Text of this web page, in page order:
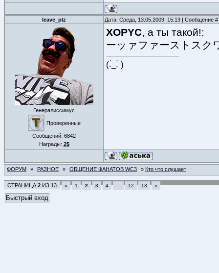
leave_plz Дата: Среда, 13.05.2009, 15:13 | Сообщение #
Генералиссимус
Проверенные
Сообщений: 6842
Награды: 25
XOPYC, а ты такой!:
ーッァファーストスク
(.́_.̀ )
ФОРУМ » РАЗНОЕ » ОБЩЕНИЕ ФАНАТОВ WC3 » Кто что слушает
СТРАНИЦА 2 ИЗ 13 « 1 2 3 4 12 13 »